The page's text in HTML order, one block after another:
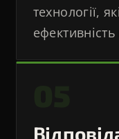
технології,